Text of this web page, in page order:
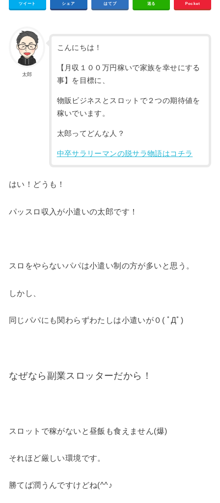
ツイート シェア はてブ 送る Pocket
太郎
こんにちは！
【月収１００万円稼いで家族を幸せにする
事】を目標に、
物販ビジネスとスロットで２つの期待値を
稼いでいます。
太郎ってどんな人？
中卒サラリーマンの脱サラ物語はコチラ
はい！どうも！
パッスロ収入が小遣いの太郎です！
スロをやらないパパは小遣い制の方が多いと思う。
しかし、
同じパパにも関わらずわたしは小遣いが０( ﾟДﾟ)
なぜなら副業スロッターだから！
スロットで稼がないと昼飯も食えません(爆)
それほど厳しい環境です。
勝てば潤うんですけどね(^^♪